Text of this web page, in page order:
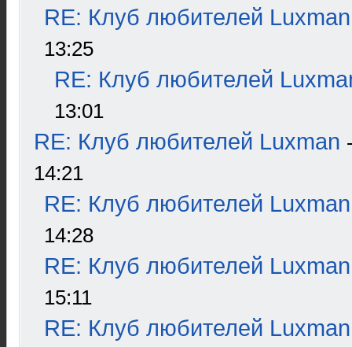
RE: Клуб любителей Luxman
13:25
RE: Клуб любителей
13:01
RE: Клуб любителей Luxman
14:21
RE: Клуб любителей Luxman
14:28
RE: Клуб любителей Luxman
15:11
RE: Клуб любителей Luxman